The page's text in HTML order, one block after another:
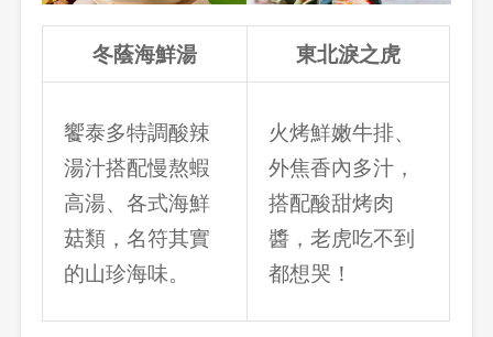
冬蔭海鮮湯 東北淚之虎
饗泰多特調酸辣
湯汁搭配慢熬蝦
高湯、各式海鮮
菇類，名符其實
的山珍海味。
火烤鮮嫩牛排、
外焦香內多汁，
搭配酸甜烤肉
醬，老虎吃不到
都想哭！